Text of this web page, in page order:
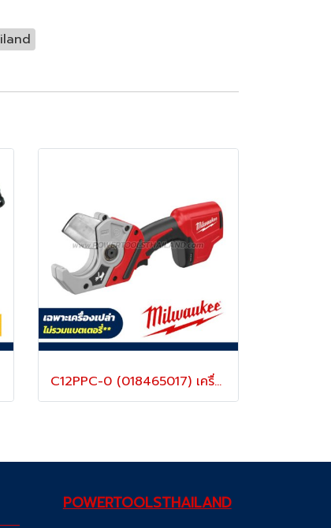
C12PPC-0 (018465017) เครื่องตัดท่อไร้สาย 12V (เครื่องเปล่า) สำหรับตัดท่อ PVC/PEX ขนาดสูงสุด 50 มม. MILWAUKEE (มิลวอคกี้)
POWERTOOLSTHAILAND